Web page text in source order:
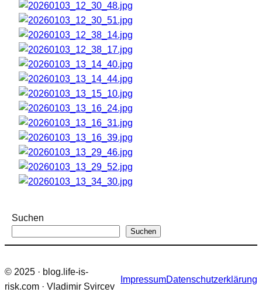
Suchen
Suchen
© 2025 · blog.life-is-
risk.com · Vladimir Svircev
ImpressumDatenschutzerklärung